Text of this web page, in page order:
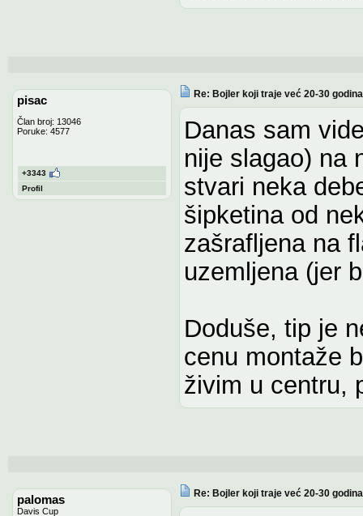
pisac
Član broj: 13046
Poruke: 4577
+3343
Profil
Re: Bojler koji traje već 20-30
Danas sam
nije slagao) na
stvari neka
šipketina od
zašrafljena na
uzemljena (jer
Doduše, tip je
cenu montaže
živim u centru,
palomas
Davis Cup
Re: Bojler koji traje već 20-30